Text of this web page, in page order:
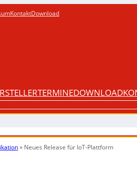
KontaktDownload
TERMINEDOWNLOAD
» Neues Release für IoT-Plattform